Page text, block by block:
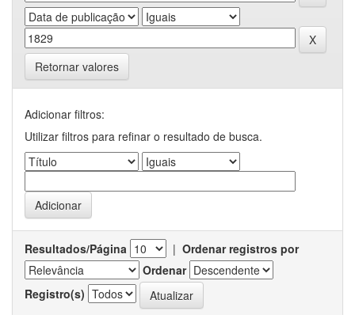
Retornar valores
Adicionar filtros:
Utilizar filtros para refinar o resultado de busca.
Resultados/Página | Ordenar registros por
Ordenar
Registro(s)